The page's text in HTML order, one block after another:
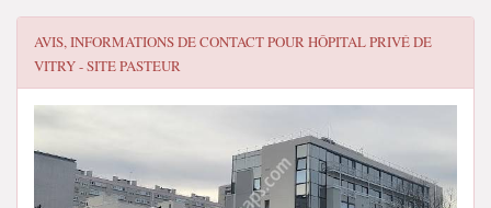
AVIS, INFORMATIONS DE CONTACT POURHÔPITAL PRIVÉ DE
VITRY - SITE PASTEUR